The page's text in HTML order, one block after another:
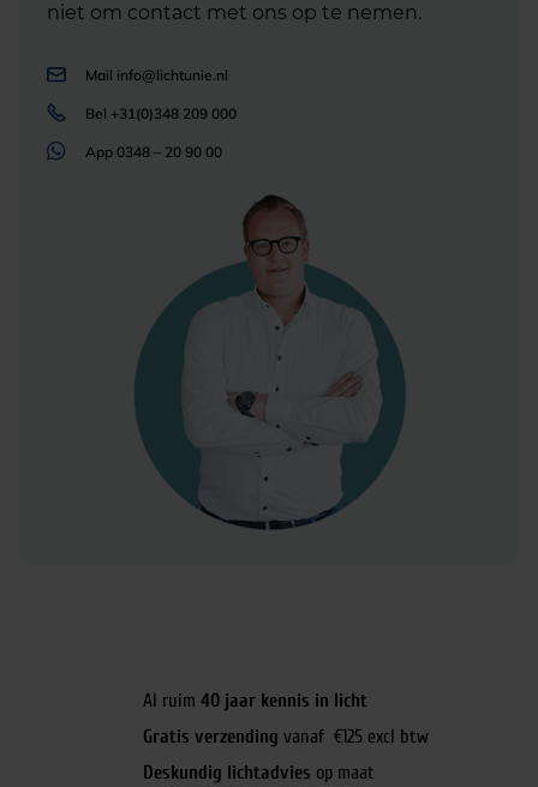
niet om contact met ons op te nemen.
Mail info@lichtunie.nl
Bel +31(0)348 209 000
App 0348 – 20 90 00
Al ruim 40 jaar kennis in licht
Gratis verzending vanaf €125 excl btw
Deskundig lichtadvies op maat